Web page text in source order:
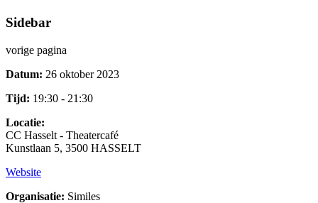
Sidebar
vorige pagina
Datum: 26 oktober 2023
Tijd: 19:30 - 21:30
Locatie:
CC Hasselt - Theatercafé
Kunstlaan 5, 3500 HASSELT
Website
Organisatie: Similes